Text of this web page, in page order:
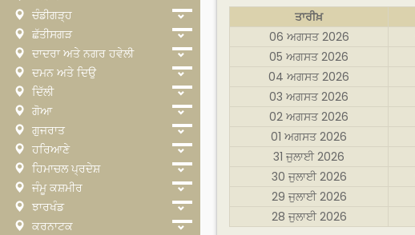
ਚੰਡੀਗੜ੍ਹ
ਛੱਤੀਸਗੜ
ਦਾਦਰਾ ਅਤੇ ਨਗਰ ਹਵੇਲੀ
ਦਮਨ ਅਤੇ ਦਿਉ
ਦਿੱਲੀ
ਗੋਆ
ਗੁਜਰਾਤ
ਹਰਿਆਣੇ
ਹਿਮਾਚਲ ਪ੍ਰਦੇਸ਼
ਜੰਮੂ ਕਸ਼ਮੀਰ
ਝਾਰਖੰਡ
ਕਰਨਾਟਕ
ਤਾਰੀਖ਼
06 ਅਗਸਤ 2026
05 ਅਗਸਤ 2026
04 ਅਗਸਤ 2026
03 ਅਗਸਤ 2026
02 ਅਗਸਤ 2026
01 ਅਗਸਤ 2026
31 ਜੁਲਾਈ 2026
30 ਜੁਲਾਈ 2026
29 ਜੁਲਾਈ 2026
28 ਜੁਲਾਈ 2026